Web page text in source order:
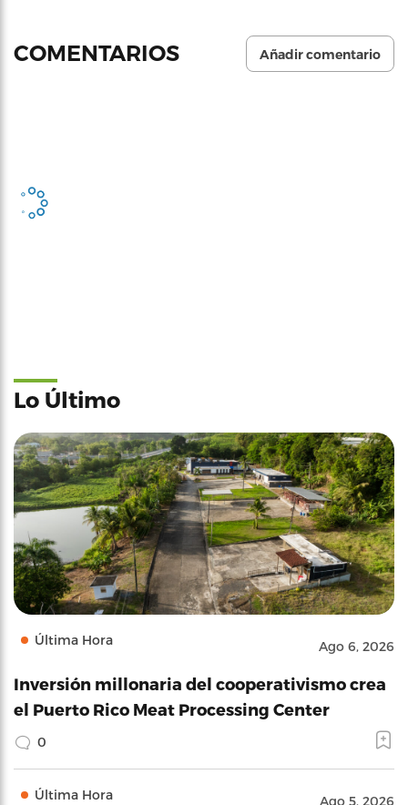
COMENTARIOS Añadir comentario
Lo Último
Última Hora Ago 6, 2026
Inversión millonaria del cooperativismo crea
el Puerto Rico Meat Processing Center
0
Última Hora Ago 5, 2026